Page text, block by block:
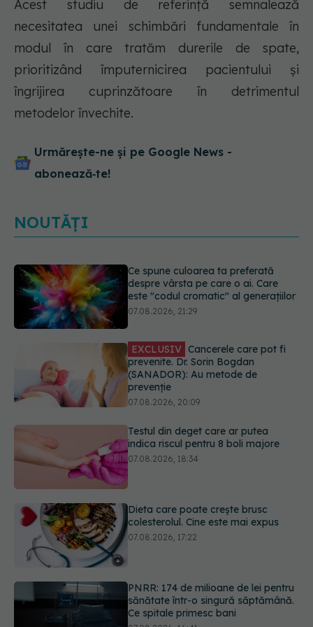
Acest studiu de referință semnalează
necesitatea unei schimbări fundamentale în
modul în care tratăm durerile de spate,
prioritizând împuternicirea pacientului și
îngrijirea cuprinzătoare în detrimentul
metodelor învechite.
Urmărește-ne și pe Google News -
abonează‑te!
NOUTĂȚI
EXCLUSIV Cancerele care pot fi
prevenite. Dr. Sorin Bogdan
(SANADOR): Au metode de
prevenție
Testul din deget care ar putea
indica riscul pentru 8 boli majore
07.08.2026, 18:34
Dieta care poate crește brusc
colesterolul. Cine este mai expus
07.08.2026, 17:22
PNRR: 174 de milioane de lei pentru
sănătate într-o singură săptămână.
Ce spitale primesc bani
Ce spune culoarea ta preferată
despre vârsta pe care o ai. Care
este "codul cromatic" al generațiilor